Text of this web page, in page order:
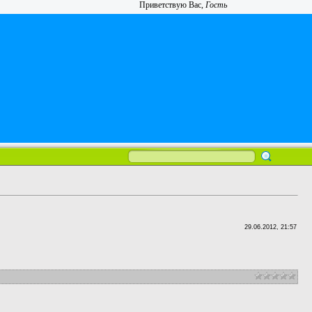
Приветствую Вас, Гость
29.06.2012, 21:57